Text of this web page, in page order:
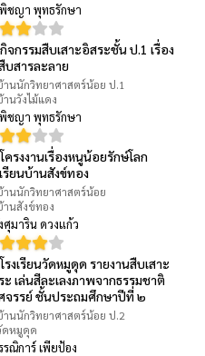
ชญา พุทธรักษา
กิจกรรมสืบเสาะอิสระชั้น ป.1 เรื่อง
บสารละลาย
านนักวิทยาศาสตร์น้อย ป.1
านวังไม้แดง
ชญา พุทธรักษา
โครงงานเรื่องหนูน้อยรักษ์โลก
รียนบ้านสังข์ทอง
านนักวิทยาศาสตร์น้อย
านสังข์ทอง
ศุมาริน ดวงแก้ว
โรงเรียนวัดหมูดุด รายงานสืบเสาะ
ะ เล่นสีละเลงภาพจากธรรมชาติ
จรรย์ ชั้นประถมศึกษาปีที่ ๒
านนักวิทยาศาสตร์น้อย ป.2
ดหมูดุด
รณิการ์ เพียป้อง